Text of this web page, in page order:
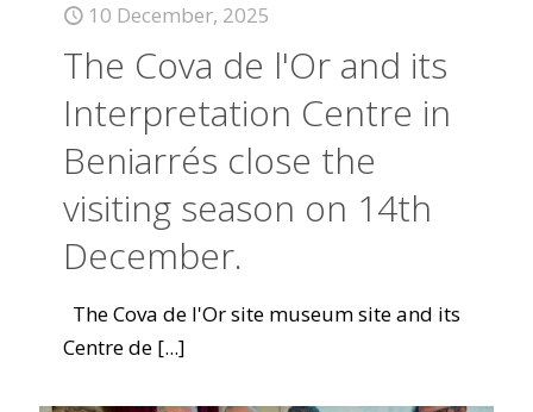
10 December, 2025
The Cova de l'Or and its
Interpretation Centre in
Beniarrés close the
visiting season on 14th
December.
The Cova de l'Or site museum site and its
Centre de [...]